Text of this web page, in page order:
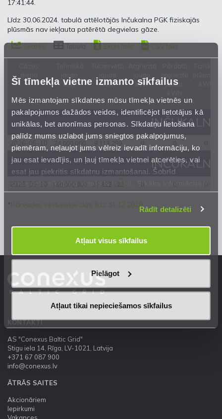
Šī tīmekļa vietne izmanto sīkfailus
Mēs izmantojam sīkdatnes mūsu tīmekļa vietnēs un
pakalpojumos dažādos veidos, identificējot lietotājus kā
unikālas, bet anonīmas personas. Sīkdatņu lietošana
palīdz mums uzlabot jums sniegtos pakalpojumus,
piemēram, neļaujot jums vēlreiz ievadīt informāciju, ko
jau esat ievadījis, un ļauj tīmekļa vietnei atcerēties, vai
esat jau piekritis sīkdatņu izmantošanai. Šobrīd
izmantoto sīkdatņu apraksts ir šeit
. Sīkāka informācija ir
mūsuPrivātuma atrunā.
Rādīt detalizēti
Atļaut visus sīkfailus
Pielāgot
Atļaut tikai nepieciešamos sīkfailus
17:41:44.
Līdz 30.06.2024. tabulā attēlotājās Inčukalna PGK fiziskajās
plūsmās nav iekļauta patērētā degvielas gāze.
Grafiks Excel fails CSV fails
kWh
kWh
kWh
jauda,
INČUKALNA
74 000 000 9 113 299 0
INČUKALNA
2026-05-10 160 000 000 21 822 122 0 0 0
*Pārvades vēsturiskie dati līdz 31.12.2019
KONTAKTI
AS "Conexus Baltic Grid"
Stigu iela 14, Rīga, LV-1021, Latvija
+371 67 087 900
info@conexus.lv
ĀTRĀS SAITES
Akcionāriem
Iepirkumi